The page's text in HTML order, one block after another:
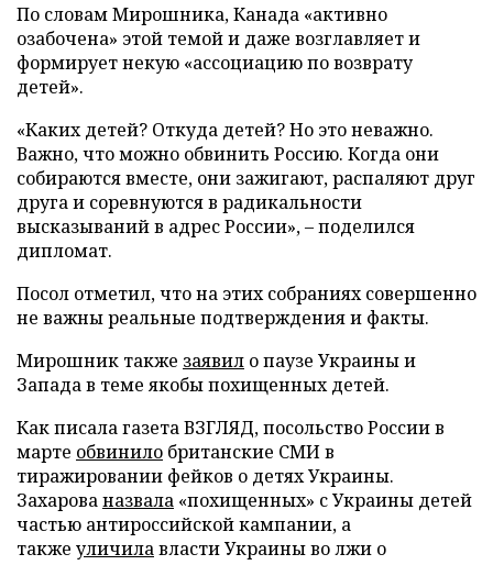
По словам Мирошника, Канада «активно
озабочена» этой темой и даже возглавляет и
формирует некую «ассоциацию по возврату
детей».
«Каких детей? Откуда детей? Но это неважно.
Важно, что можно обвинить Россию. Когда они
собираются вместе, они зажигают, распаляют друг
друга и соревнуются в радикальности
высказываний в адрес России», – поделился
дипломат.
Посол отметил, что на этих собраниях совершенно
не важны реальные подтверждения и факты.
Мирошник также заявил о паузе Украины и
Запада в теме якобы похищенных детей.
Как писала газета ВЗГЛЯД, посольство России в
марте обвинило британские СМИ в
тиражировании фейков о детях Украины.
Захарованазвала «похищенных» с Украины детей
частью антироссийской кампании, а
также уличилавласти Украины во лжи о